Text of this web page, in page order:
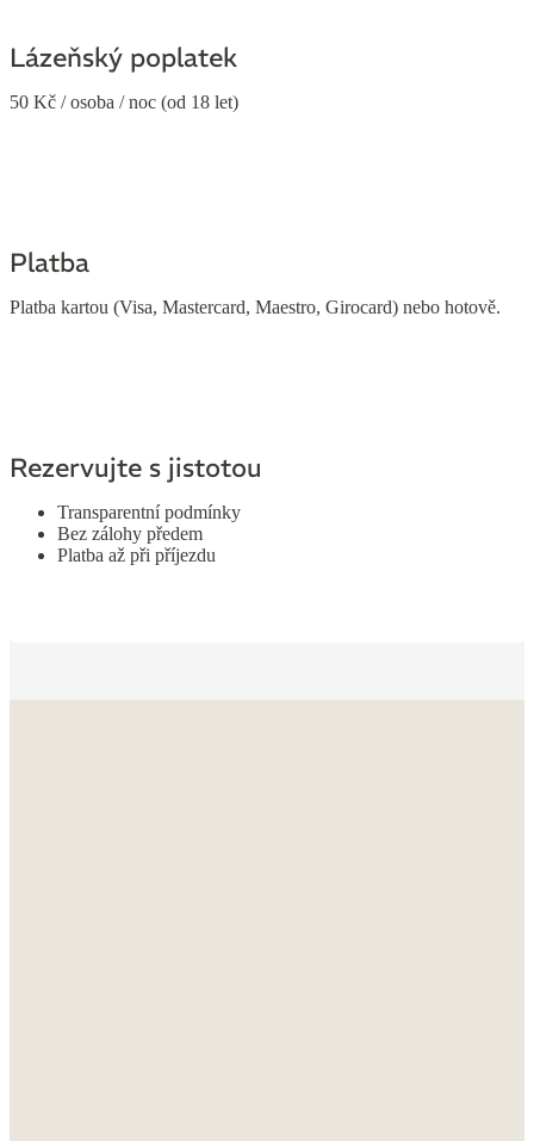
Lázeňský poplatek
50 Kč / osoba / noc (od 18 let)
Platba
Platba kartou (Visa, Mastercard, Maestro, Girocard) nebo hotově.
Rezervujte s jistotou
Transparentní podmínky
Bez zálohy předem
Platba až při příjezdu